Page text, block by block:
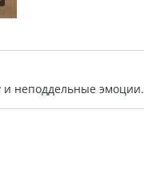
и неподдельные эмоции.